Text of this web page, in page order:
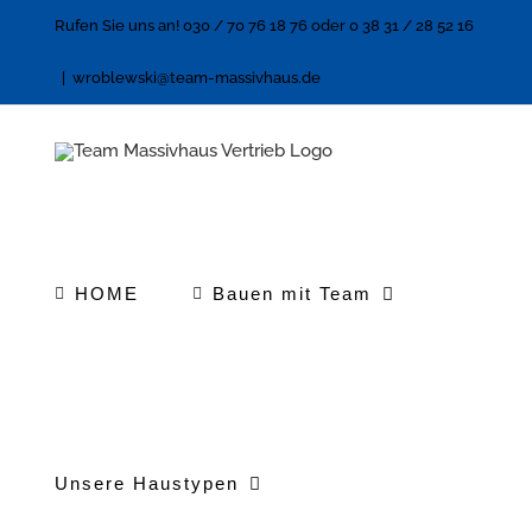
springen
Rufen Sie uns an! 030 / 70 76 18 76 oder 0 38 31 / 28 52 16
wroblewski@team-massivhaus.de
HOME Bauen mit Team
Unsere Haustypen